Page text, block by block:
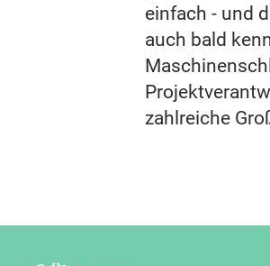
einfach - und
auch bald
zahlreiche